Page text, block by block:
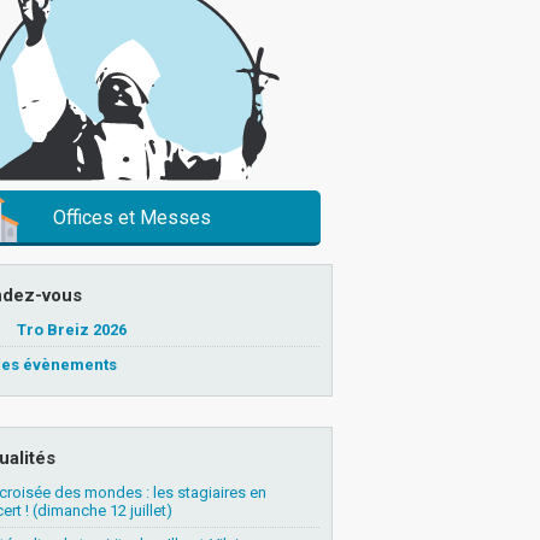
Offices et Messes
vous
Tro Breiz 2026
évènements
des mondes : les stagiaires en
! (dimanche 12 juillet)